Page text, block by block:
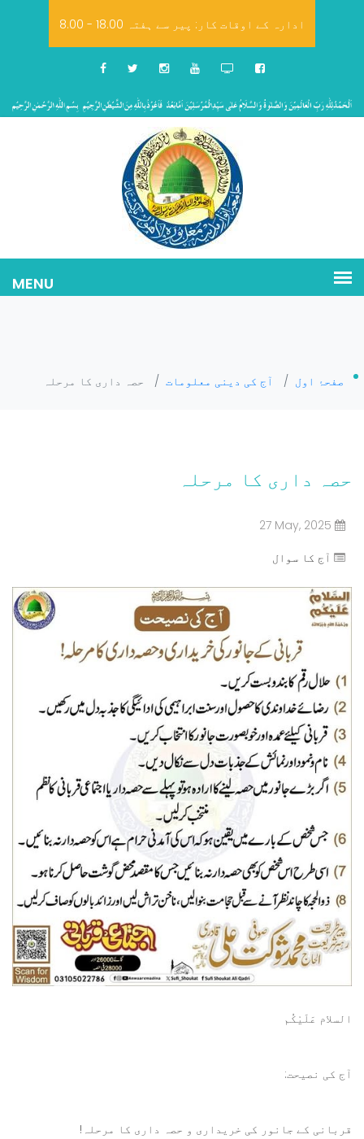
8.00 - 18.00 ادارہ کے اوقات کار: پیر سے ہفتہ
صفحۂ اول / آج کی دینی معلومات / حصہ داری کا مرحلہ
حصہ داری کا مرحلہ
27 May, 2025
آج کا سوال
السلام عَلَيْكُم
آج کی نصیحت:
قربانی کے جانور کی خریداری و حصہ داری کا مرحلہ!